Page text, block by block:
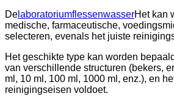
De laboratoriumflessenwasserHet kan
medische, farmaceutische,
selecteren, evenals het juiste
Het geschikte type kan worden
van verschillende structuren (bekers,
ml, 10 ml, 100 ml, 1000 ml, enz.), en
reinigingseisen voldoet.